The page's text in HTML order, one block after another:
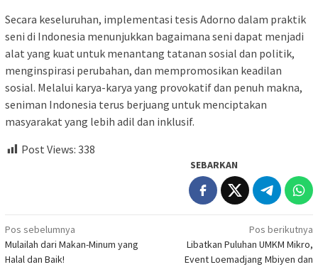
Secara keseluruhan, implementasi tesis Adorno dalam praktik
seni di Indonesia menunjukkan bagaimana seni dapat menjadi
alat yang kuat untuk menantang tatanan sosial dan politik,
menginspirasi perubahan, dan mempromosikan keadilan
sosial. Melalui karya-karya yang provokatif dan penuh makna,
seniman Indonesia terus berjuang untuk menciptakan
masyarakat yang lebih adil dan inklusif.
Post Views: 338
SEBARKAN
Navigasi
pos
Pos sebelumnya
Mulailah dari Makan-Minum yang
Halal dan Baik!
Pos berikutnya
Libatkan Puluhan UMKM Mikro,
Event Loemadjang Mbiyen dan